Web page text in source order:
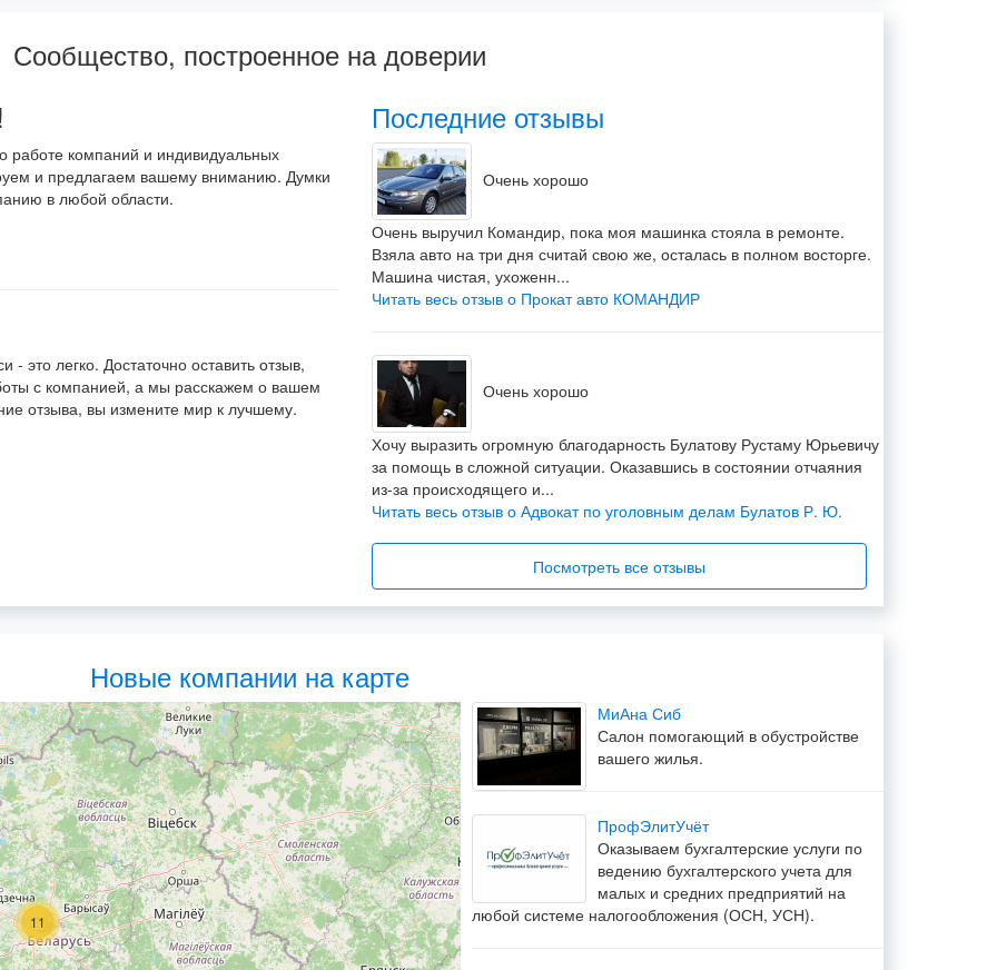
Сообщество, построенное на доверии
работе компаний и индивидуальных
и предлагаем вашему вниманию. Думки
в любой области.
- это легко. Достаточно оставить отзыв,
с компанией, а мы расскажем о вашем
отзыва, вы измените мир к лучшему.
Последние отзывы
Очень хорошо
Очень выручил Командир, пока моя машинка стояла в ремонте.
Взяла авто на три дня считай свою же, осталась в полном восторге.
Машина чистая, ухоженн...
Читать весь отзыв о Прокат авто КОМАНДИР
Очень хорошо
Хочу выразить огромную благодарность Булатову Рустаму Юрьевичу
за помощь в сложной ситуации. Оказавшись в состоянии отчаяния
из-за происходящего и...
Читать весь отзыв о Адвокат по уголовным делам Булатов Р. Ю.
Очень хорошо
начала он направил следствие по правильному пути. Среагировал
очень быстро, буквально...
Читать весь отзыв о Адвокат по уголовным делам Булатов Р. Ю.
Очень хорошо
Хотим выразить искренню благодарность нашему адвокату
Демидовец Екатерине Михайловне за высококвалифиципованную
юридическую помощь и всяческую подд...
Читать весь отзыв о Адвокат Демидовец Екатерина Михайловна
Посмотреть все отзывы
Новые компании на карте
11
МиАна Сиб
Салон помогающий в обустройстве
вашего жилья.
ПрофЭлитУчёт
Оказываем бухгалтерские услуги по
ведению бухгалтерского учета для
малых и средних предприятий на
любой системе налогообложения (ОСН, УСН).